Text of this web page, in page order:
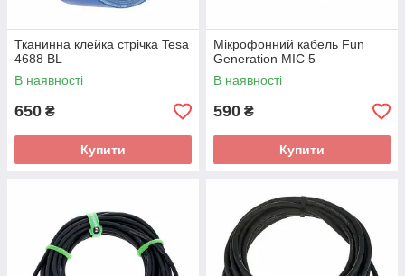
Тканинна клейка стрічка Tesa
4688 BL
В наявності
650 ₴
Купити
Мікрофонний кабель Fun
Generation MIC 5
В наявності
590 ₴
Купити